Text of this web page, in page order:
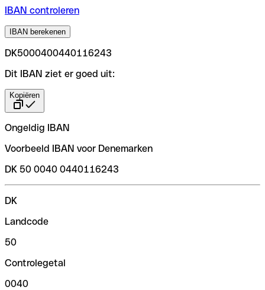
IBAN controleren
IBAN berekenen
DK5000400440116243
Dit IBAN ziet er goed uit:
Kopiëren
Ongeldig IBAN
Voorbeeld IBAN voor Denemarken
DK 50 0040 0440116243
DK
Landcode
50
Controlegetal
0040